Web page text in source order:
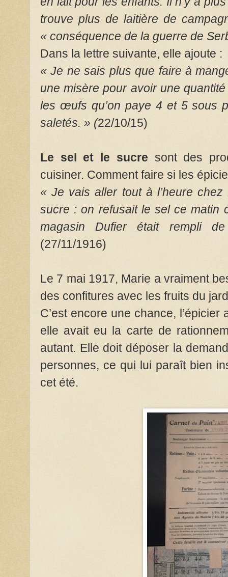
trouve plus de laitière de
« conséquence de la guerre de
Dans la lettre suivante, elle ajoute :
« Je ne sais plus que faire à
une misère pour avoir une
les œufs qu’on paye 4 et 5 sous
saletés. » (22/10/15)
Le sel et le sucre sont des
cuisiner. Comment faire si les
« Je vais aller tout à l’heure
sucre : on refusait le sel ce matin
magasin Dufier était rempli
(27/11/1916)
Le 7 mai 1917, Marie a vraiment
des confitures avec les fruits du
C’est encore une chance,
elle avait eu la carte de
autant. Elle doit déposer la
personnes, ce qui lui paraît bien
cet été.